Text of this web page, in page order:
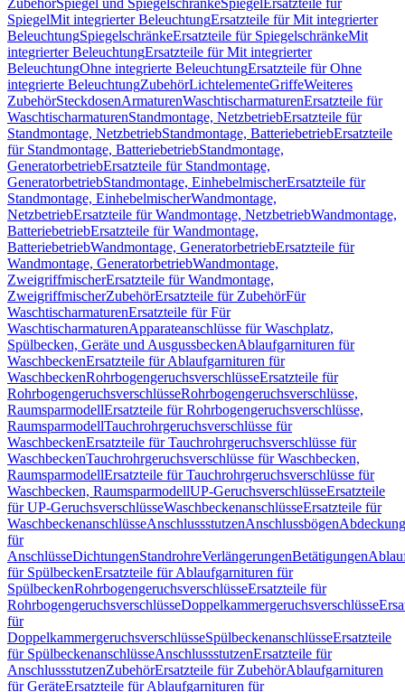
ZubehörSpiegel und SpiegelschränkeSpiegel Ersatzteile für
SpiegelMit integrierter BeleuchtungErsatzteile für Mit integrierter
BeleuchtungSpiegelschränkeErsatzteile für SpiegelschränkeMit
integrierter BeleuchtungErsatzteile für Mit integrierter
BeleuchtungOhne integrierte BeleuchtungErsatzteile für Ohne
integrierte BeleuchtungZubehörLichtelementeGriffeWeiteres
ZubehörSteckdosenArmaturenWaschtischarmaturenErsatzteile für
WaschtischarmaturenStandmontage, NetzbetriebErsatzteile für
Standmontage, NetzbetriebStandmontage, BatteriebetriebErsatzteile
für Standmontage, BatteriebetriebStandmontage,
GeneratorbetriebErsatzteile für Standmontage,
GeneratorbetriebStandmontage, EinhebelmischerErsatzteile für
Standmontage, EinhebelmischerWandmontage,
NetzbetriebErsatzteile für Wandmontage, NetzbetriebWandmontage,
BatteriebetriebErsatzteile für Wandmontage,
BatteriebetriebWandmontage, GeneratorbetriebErsatzteile für
Wandmontage, GeneratorbetriebWandmontage,
ZweigriffmischerErsatzteile für Wandmontage,
ZweigriffmischerZubehörErsatzteile für ZubehörFür
WaschtischarmaturenErsatzteile für Für
WaschtischarmaturenApparateanschlüsse für Waschplatz,
Spülbecken, Geräte und AusgussbeckenAblaufgarnituren für
WaschbeckenErsatzteile für Ablaufgarnituren für
WaschbeckenRohrbogengeruchsverschlüsseErsatzteile für
RohrbogengeruchsverschlüsseRohrbogengeruchsverschlüsse,
RaumsparmodellErsatzteile für Rohrbogengeruchsverschlüsse,
RaumsparmodellTauchrohrgeruchsverschlüsse für
WaschbeckenErsatzteile für Tauchrohrgeruchsverschlüsse für
WaschbeckenTauchrohrgeruchsverschlüsse für Waschbecken,
RaumsparmodellErsatzteile für Tauchrohrgeruchsverschlüsse für
Waschbecken, RaumsparmodellUP-GeruchsverschlüsseErsatzteile
für UP-GeruchsverschlüsseWaschbeckenanschlüsseErsatzteile für
WaschbeckenanschlüsseAnschlussstutzenAnschlussbögen
für
AnschlüsseDichtungenStandrohreVerlängerungenBetätigungen
für SpülbeckenErsatzteile für Ablaufgarnituren für
SpülbeckenRohrbogengeruchsverschlüsseErsatzteile für
RohrbogengeruchsverschlüsseDoppelkammergeruchsverschlüsse
für
DoppelkammergeruchsverschlüsseSpülbeckenanschlüsseErsatzteile
für SpülbeckenanschlüsseAnschlussstutzenErsatzteile für
AnschlussstutzenZubehörErsatzteile für ZubehörAblaufgarnituren
für GeräteErsatzteile für Ablaufgarnituren für